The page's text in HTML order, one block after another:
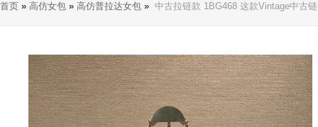
首页 » 高仿女包 » 高仿普拉达女包 » 中古拉链款 1BG468 这款Vintage中古